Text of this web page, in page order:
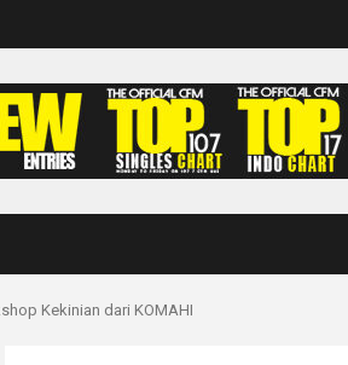
Kekinian dari KOMAHI